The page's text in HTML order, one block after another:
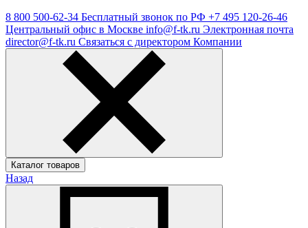
8 800 500-62-34 Бесплатный звонок по РФ +7 495 120-26-46
Центральный офис в Москве info@f-tk.ru Электронная почта
director@f-tk.ru Связаться с директором Компании
Каталог товаров
Назад